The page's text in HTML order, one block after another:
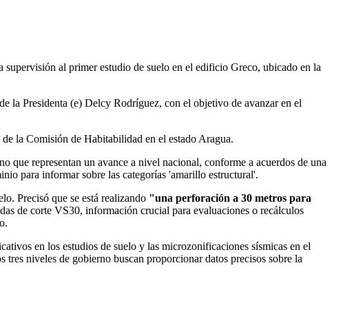
al primer estudio de suelo en el edificio Greco, ubicado en la
la Presidenta (e) Delcy Rodríguez, con el objetivo de avanzar en el
la Comisión de Habitabilidad en el estado Aragua.
que representan un avance a nivel nacional, conforme a acuerdos de una
para informar sobre las categorías 'amarillo estructural'.
Precisó que se está realizando "una perforación a 30 metros para
de corte VS30, información crucial para evaluaciones o recálculos
en los estudios de suelo y las microzonificaciones sísmicas en el
niveles de gobierno buscan proporcionar datos precisos sobre la